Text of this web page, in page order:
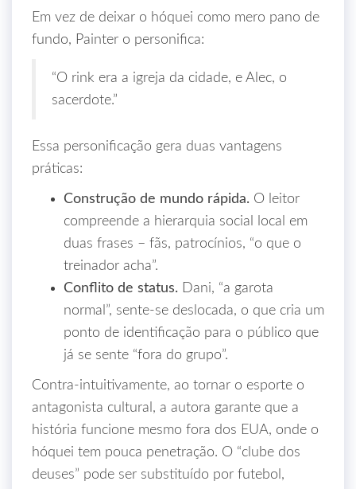
Em vez de deixar o hóquei como mero pano de
fundo, Painter o personifica:
“O rink era a igreja da cidade, e Alec, o
sacerdote.”
Essa personificação gera duas vantagens
práticas:
Construção de mundo rápida. O leitor
compreende a hierarquia social local em
duas frases – fãs, patrocínios, “o que o
treinador acha”.
Conflito de status. Dani, “a garota
normal”, sente-se deslocada, o que cria um
ponto de identificação para o público que
já se sente “fora do grupo”.
Contra‑intuitivamente, ao tornar o esporte o
antagonista cultural, a autora garante que a
história funcione mesmo fora dos EUA, onde o
hóquei tem pouca penetração. O “clube dos
deuses” pode ser substituído por futebol,